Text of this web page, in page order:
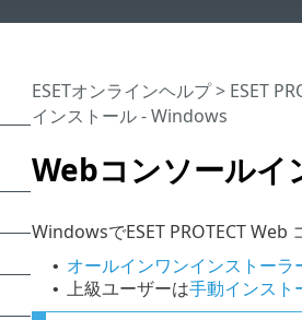
Webコンソール
ESETオンラインヘルプ> ESET
インストール - Windows
WindowsでESET PROTECT Web
• オールインワンインストーラ
• 上級ユーザーは手動インスト